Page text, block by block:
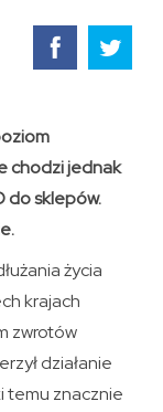
chodzi jednak
do sklepów.
życia
krajach
zwrotów
działanie
temu znacznie